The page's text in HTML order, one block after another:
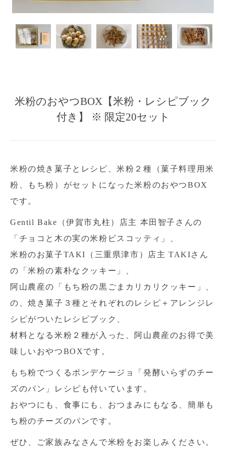
米粉のおやつBOX【米粉・レシピブック
付き】 ※ 限定20セット
米粉の焼き菓子とレシピ、米粉２種（菓子料理用米
粉、もち粉）がセットになった米粉のおやつBOX
です。
Gentil Bake（伊賀市丸柱）店主 本田智子さんの
「チョコと木の実の米粉ビスコッティ」、
米粉のお菓子TAKI（三重県津市）店主 TAKIさん
の「米粉の素朴なクッキー」、
阿山農産の「もち粉の黒ごまカリカリクッキー」、
の、焼き菓子３種とそれぞれのレシピ＋アレンジレ
シピがついたレシピブック、
材料となる米粉２種が入った、阿山農産のお得で美
味しいおやつBOXです。
もち粉でつくるポンデケージョ「発酵いらずのチー
ズのパン」レシピも付いています。
おやつにも、食事にも、おつまみにもなる、簡単も
ち粉のチーズのパンです。
ぜひ、ご家族みなさんで米粉をお楽しみください。